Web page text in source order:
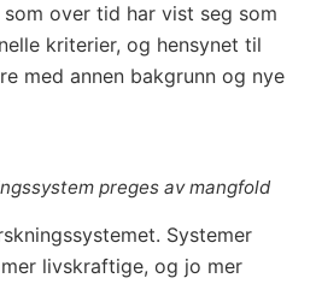
over tid har vist seg som
kriterier, og hensynet til
med annen bakgrunn og nye
preges av mangfold
Systemer
livskraftige, og jo mer